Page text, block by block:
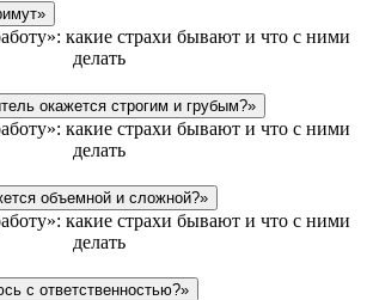
окажется строгим и грубым?»
объемной и сложной?»
с ответственностью?»